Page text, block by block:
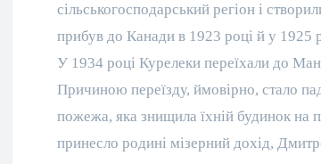
сільськогосподарський регіон і
прибув до Канади в 1923 році й у 1925
У 1934 році Курелеки переїхали до
Причиною переїзду, ймовірно, стало
пожежа, яка знищила їхній будинок на
принесло родині мізерний дохід,